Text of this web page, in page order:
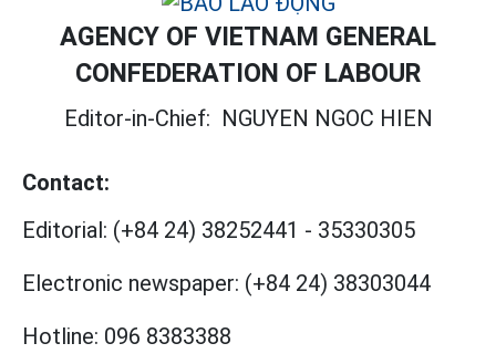
AGENCY OF VIETNAM GENERAL
CONFEDERATION OF LABOUR
Editor-in-Chief: NGUYEN NGOC HIEN
Contact:
Editorial: (+84 24) 38252441 - 35330305
Electronic newspaper: (+84 24) 38303044
Hotline: 096 8383388